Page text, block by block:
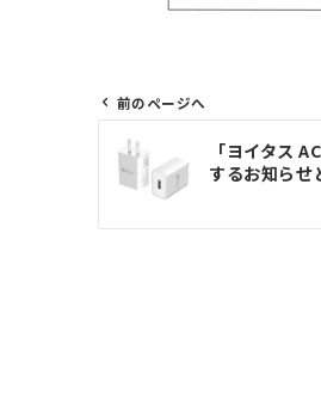
ビ
前のページへ
「ヨイタス
するお知らせ